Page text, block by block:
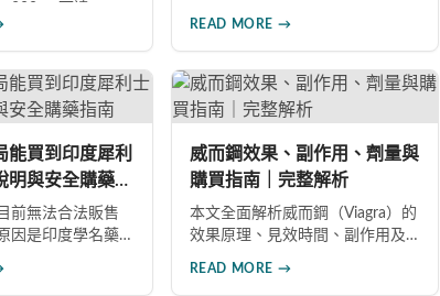
7大提升藥效建
配合、劑量調
真假辨別，助您
力，重獲自信性
快（15-30分鐘）、無需配水、隱
私性佳、副作用發生率低。本文
詳解產品特色、雙效版本比較、
四大選購通路及避開假藥的方
法。
READ MORE →
能買到印度犀利
明與安全購藥指
前無法合法販售
因是印度學名藥
威而鋼效果、副作用、劑量與
購買指南｜完整解析
本文全面解析威而鋼（Viagra）的
效果原理、見效時間、副作用及
READ MORE →